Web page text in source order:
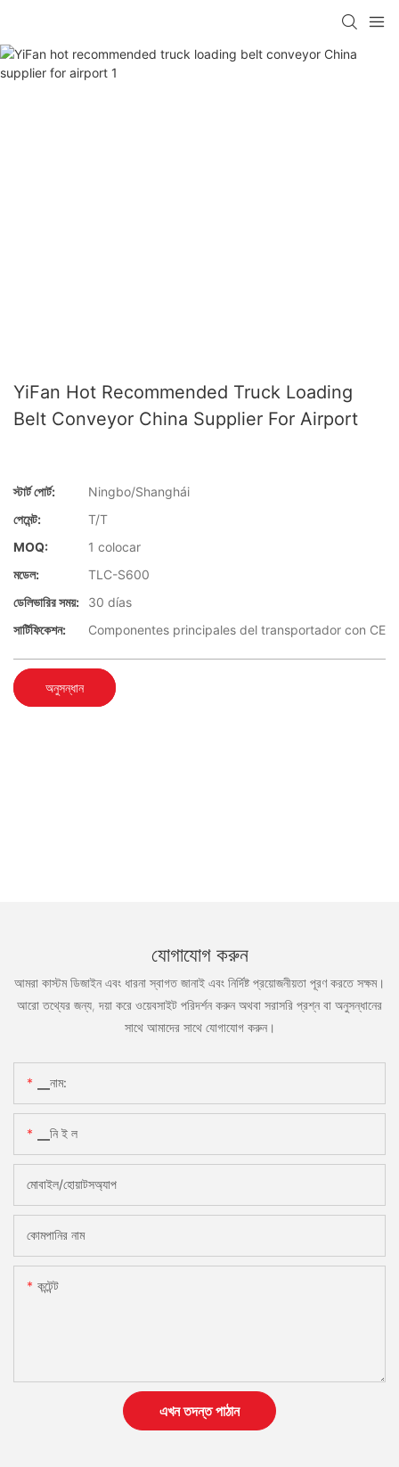
YiFan Hot Recommended Truck Loading
Belt Conveyor China Supplier For Airport
স্টার্ট পোর্ট:
Ningbo/Shanghái
পেমেন্ট:
T/T
MOQ:
1 colocar
মডেল:
TLC-S600
ডেলিভারির সময়:
30 días
সার্টিফিকেশন:
Componentes principales del transportador con CE
অনুসন্ধান
যোগাযোগ করুন
আমরা কাস্টম ডিজাইন এবং ধারনা স্বাগত জানাই এবং নির্দিষ্ট প্রয়োজনীয়তা পূরণ করতে সক্ষম।
আরো তথ্যের জন্য, দয়া করে ওয়েবসাইট পরিদর্শন করুন অথবা সরাসরি প্রশ্ন বা অনুসন্ধানের
সাথে আমাদের সাথে যোগাযোগ করুন।
▁নাম:
▁নি ই ল
মোবাইল/হোয়াটসঅ্যাপ
কোমপানির নাম
কন্টেন্ট
এখন তদন্ত পাঠান